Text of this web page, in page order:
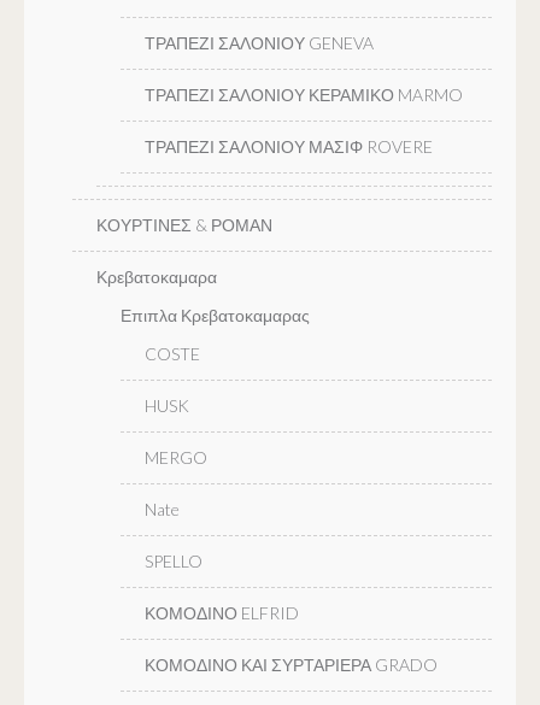
ΤΡΑΠΕΖΙ ΣΑΛΟΝΙΟΥ GENEVA
ΤΡΑΠΕΖΙ ΣΑΛΟΝΙΟΥ ΚΕΡΑΜΙΚΟ MARMO
ΤΡΑΠΕΖΙ ΣΑΛΟΝΙΟΥ ΜΑΣΙΦ ROVERE
ΚΟΥΡΤΙΝΕΣ & ΡΟΜΑΝ
Κρεβατοκαμαρα
Επιπλα Κρεβατοκαμαρας
COSTE
HUSK
MERGO
Nate
SPELLO
ΚΟΜΟΔΙΝΟ ELFRID
ΚΟΜΟΔΙΝΟ ΚΑΙ ΣΥΡΤΑΡΙΕΡΑ GRADO